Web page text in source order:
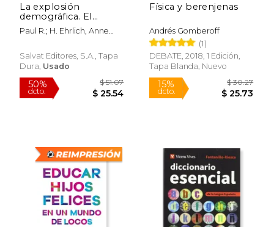
La explosión
demográfica. El
principal problema
ecológico
Paul R.; H. Ehrlich, Anne
Salvat Editores, S.A., Tapa
Dura, Usado
Física y berenjenas
Andrés Gomberoff
(1)
DEBATE, 2018, 1 Edición,
Tapa Blanda, Nuevo